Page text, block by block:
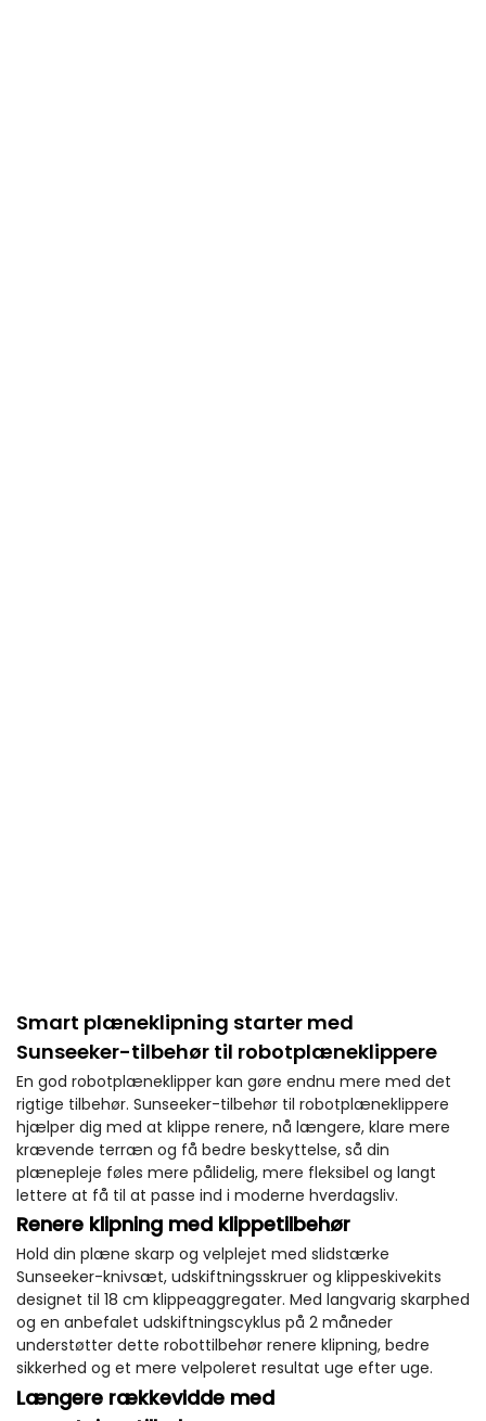
Smart plæneklipning starter med
Sunseeker-tilbehør til robotplæneklippere
En god robotplæneklipper kan gøre endnu mere med det
rigtige tilbehør. Sunseeker-tilbehør til robotplæneklippere
hjælper dig med at klippe renere, nå længere, klare mere
krævende terræn og få bedre beskyttelse, så din
plænepleje føles mere pålidelig, mere fleksibel og langt
lettere at få til at passe ind i moderne hverdagsliv.
Renere klipning med klippetilbehør
Hold din plæne skarp og velplejet med slidstærke
Sunseeker-knivsæt, udskiftningsskruer og klippeskivekits
designet til 18 cm klippeaggregater. Med langvarig skarphed
og en anbefalet udskiftningscyklus på 2 måneder
understøtter dette robottilbehør renere klipning, bedre
sikkerhed og et mere velpoleret resultat uge efter uge.
Længere rækkevidde med